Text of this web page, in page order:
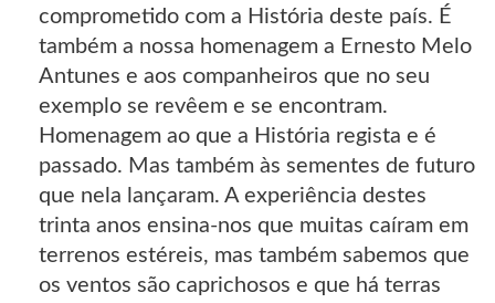
comprometido com a História deste país. É
também a nossa homenagem a Ernesto Melo
Antunes e aos companheiros que no seu
exemplo se revêem e se encontram.
Homenagem ao que a História regista e é
passado. Mas também às sementes de futuro
que nela lançaram. A experiência destes
trinta anos ensina-nos que muitas caíram em
terrenos estéreis, mas também sabemos que
os ventos são caprichosos e que há terras